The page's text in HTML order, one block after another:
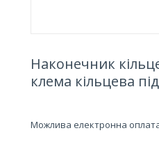
Наконечник
клема кільцева